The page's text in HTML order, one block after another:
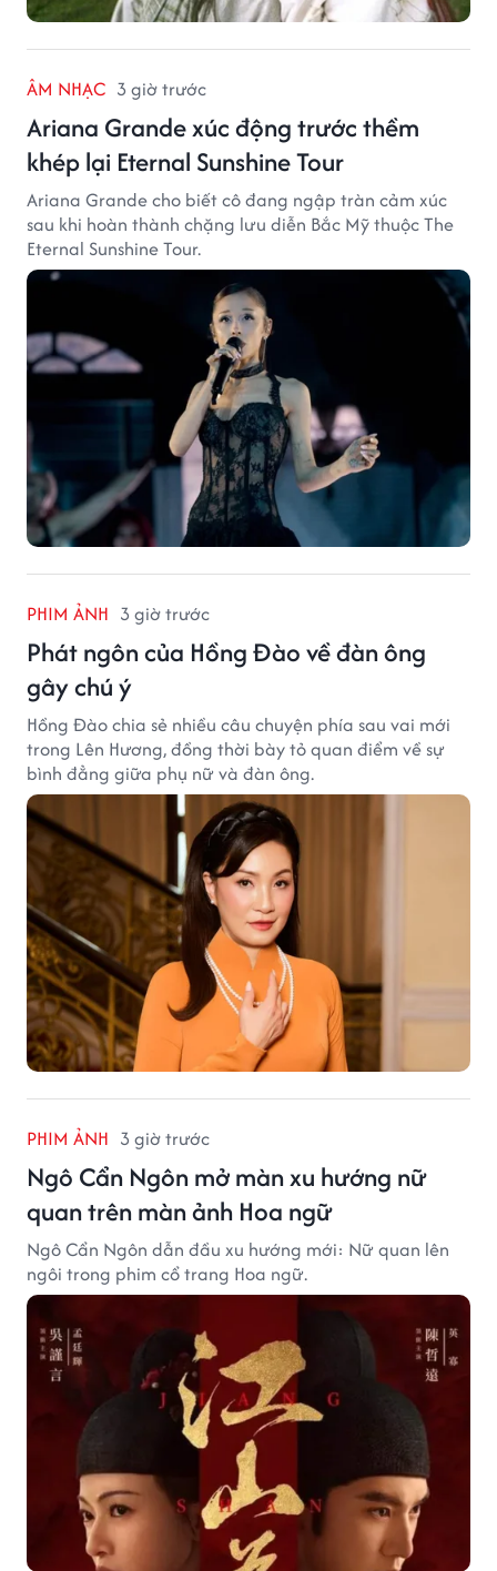
ÂM NHẠC 3 giờ trước
Ariana Grande xúc động trước thềm
khép lại Eternal Sunshine Tour
Ariana Grande cho biết cô đang ngập tràn cảm xúc
sau khi hoàn thành chặng lưu diễn Bắc Mỹ thuộc The
Eternal Sunshine Tour.
PHIM ẢNH 3 giờ trước
Phát ngôn của Hồng Đào về đàn ông
gây chú ý
Hồng Đào chia sẻ nhiều câu chuyện phía sau vai mới
trong Lên Hương, đồng thời bày tỏ quan điểm về sự
bình đẳng giữa phụ nữ và đàn ông.
PHIM ẢNH 3 giờ trước
Ngô Cẩn Ngôn mở màn xu hướng nữ
quan trên màn ảnh Hoa ngữ
Ngô Cẩn Ngôn dẫn đầu xu hướng mới: Nữ quan lên
ngôi trong phim cổ trang Hoa ngữ.